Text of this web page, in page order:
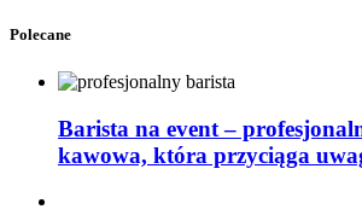
Polecane
Barista na event –
kawowa, która przyciąga